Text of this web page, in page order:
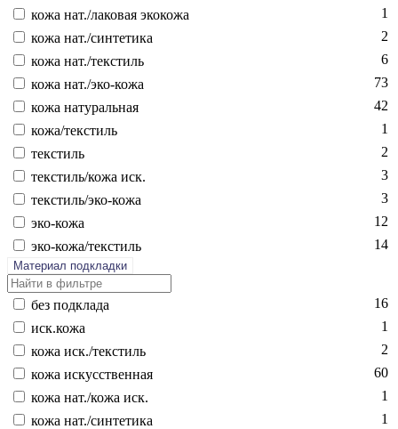
ко­жа нат./ла­ковая эко­кожа
1
ко­жа нат./син­те­тика
2
ко­жа нат./текс­тиль
6
ко­жа нат./эко-ко­жа
73
ко­жа на­тураль­ная
42
ко­жа/текс­тиль
1
текс­тиль
2
текс­тиль/ко­жа иск.
3
текс­тиль/эко-ко­жа
3
эко-ко­жа
12
эко-ко­жа/текс­тиль
14
Материал подкладки
без подк­ла­да
16
иск.ко­жа
1
ко­жа иск./текс­тиль
2
ко­жа ис­кусс­твен­ная
60
ко­жа нат./ко­жа иск.
1
ко­жа нат./син­те­тика
1